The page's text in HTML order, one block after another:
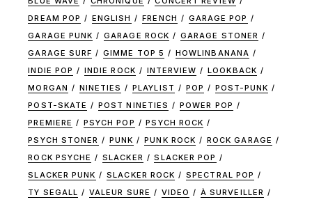
DREAM POP
ENGLISH FRENCH
GARAGE POP
GARAGE PUNK
GARAGE ROCK
GARAGE STONER
GARAGE SURF
GIMME TOP 5
HOWLINBANANA
INDIE POP
INDIE ROCK INTERVIEW
LOOKBACK
MORGAN
NINETIES PLAYLIST POP
POST-PUNK
POST-SKATE
POST NINETIES
POWER POP
PREMIERE
PSYCH POP
PSYCH ROCK
PSYCH STONER
PUNK PUNK ROCK
ROCK GARAGE
ROCK PSYCHE
SLACKER
SLACKER POP
SLACKER PUNK
SLACKER ROCK
SPECTRAL POP
TY SEGALL
VALEUR SURE VIDEO À SURVEILLER